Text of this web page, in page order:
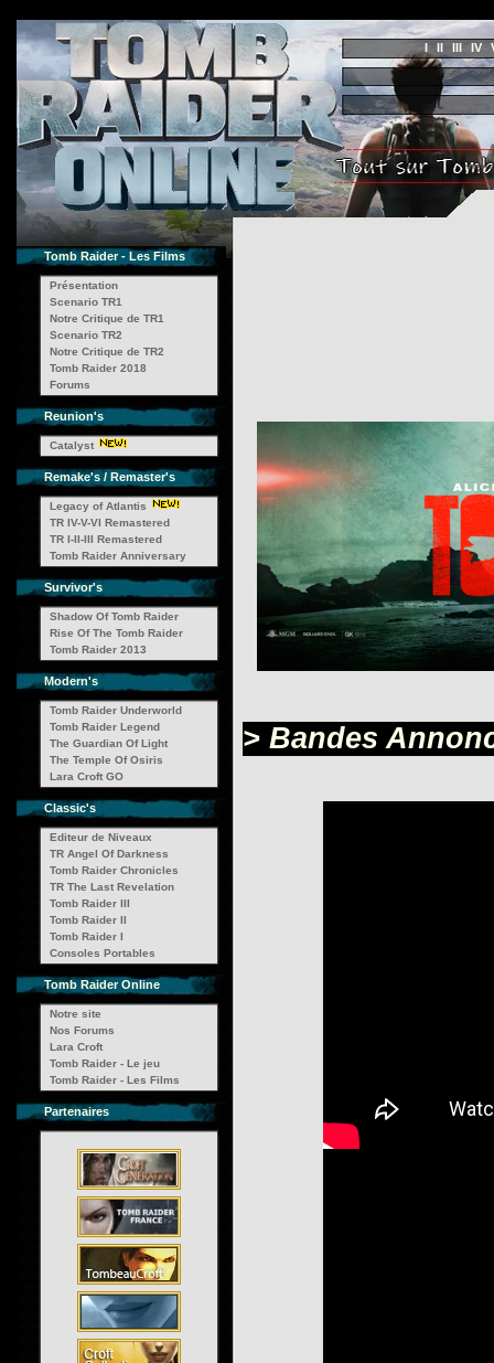
I II III IV
Tomb Raider - Les Films
Présentation
Scenario TR1
Notre Critique de TR1
Scenario TR2
Notre Critique de TR2
Tomb Raider 2018
Forums
Reunion's
Catalyst
Remake's / Remaster's
Legacy of Atlantis
TR IV-V-VI Remastered
TR I-II-III Remastered
Tomb Raider Anniversary
Survivor's
Shadow Of Tomb Raider
Rise Of The Tomb Raider
Tomb Raider 2013
Modern's
Tomb Raider Underworld
Tomb Raider Legend
The Guardian Of Light
The Temple Of Osiris
Lara Croft GO
Classic's
Editeur de Niveaux
TR Angel Of Darkness
Tomb Raider Chronicles
TR The Last Revelation
Tomb Raider III
Tomb Raider II
Tomb Raider I
Consoles Portables
Tomb Raider Online
Notre site
Nos Forums
Lara Croft
Tomb Raider - Le jeu
Tomb Raider - Les Films
Partenaires
> Bandes